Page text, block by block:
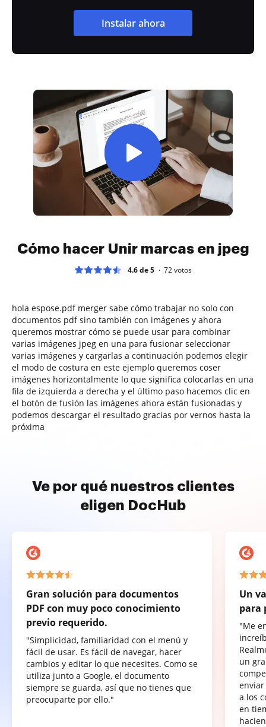
Instalar ahora
Cómo hacer Unir marcas en jpeg
4.6 de 5 72votos
hola espose.pdf merger sabe cómo trabajar no solo con
documentos pdf sino también con imágenes y ahora
queremos mostrar cómo se puede usar para combinar
varias imágenes jpeg en una para fusionar seleccionar
varias imágenes y cargarlas a continuación podemos elegir
el modo de costura en este ejemplo queremos coser
imágenes horizontalmente lo que significa colocarlas en una
fila de izquierda a derecha y el último paso hacemos clic en
el botón de fusión las imágenes ahora están fusionadas y
podemos descargar el resultado gracias por vernos hasta la
próxima
Ve por qué nuestros clientes
eligen DocHub
Gran solución para documentos
PDF con muy poco conocimiento
previo requerido.
"Simplicidad, familiaridad con el menú y
fácil de usar. Es fácil de navegar, hacer
cambios y editar lo que necesites. Como se
utiliza junto a Google, el documento
siempre se guarda, así que no tienes que
preocuparte por ello."
Un
para
"Me
un
a los
en